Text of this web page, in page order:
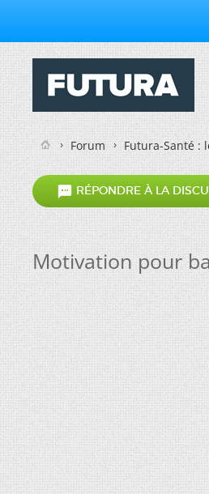
Forum Futura-Santé :
 RÉPONDRE À LA
Motivation pour